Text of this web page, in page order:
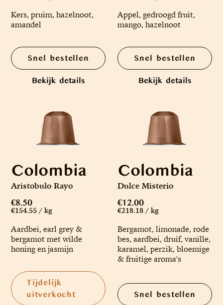
Kers, pruim, hazelnoot,
amandel
Snel bestellen
Bekijk details
Appel, gedroogd fruit,
mango, hazelnoot
Snel bestellen
Bekijk details
Colombia
Aristobulo Rayo
€8.50
€154.55 / kg
Aardbei, earl grey &
bergamot met wilde
honing en jasmijn
Tijdelijk
uitverkocht
Colombia
Dulce Misterio
€12.00
€218.18 / kg
Bergamot, limonade, rode
bes, aardbei, druif, vanille,
karamel, perzik, bloemige
& fruitige aroma's
Snel bestellen